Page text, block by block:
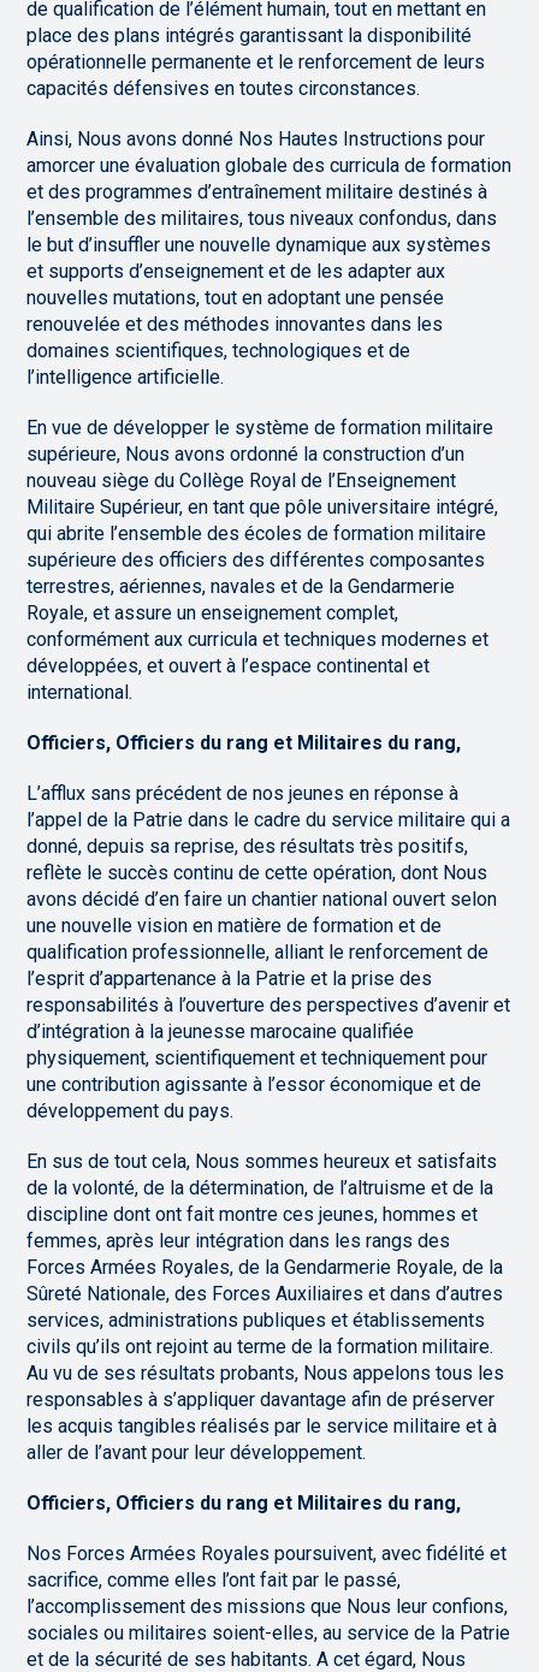
de qualification de l’élément humain, tout en mettant en
place des plans intégrés garantissant la disponibilité
opérationnelle permanente et le renforcement de leurs
capacités défensives en toutes circonstances.
Ainsi, Nous avons donné Nos Hautes Instructions pour
amorcer une évaluation globale des curricula de formation
et des programmes d’entraînement militaire destinés à
l’ensemble des militaires, tous niveaux confondus, dans
le but d’insuffler une nouvelle dynamique aux systèmes
et supports d’enseignement et de les adapter aux
nouvelles mutations, tout en adoptant une pensée
renouvelée et des méthodes innovantes dans les
domaines scientifiques, technologiques et de
l’intelligence artificielle.
En vue de développer le système de formation militaire
supérieure, Nous avons ordonné la construction d’un
nouveau siège du Collège Royal de l’Enseignement
Militaire Supérieur, en tant que pôle universitaire intégré,
qui abrite l’ensemble des écoles de formation militaire
supérieure des officiers des différentes composantes
terrestres, aériennes, navales et de la Gendarmerie
Royale, et assure un enseignement complet,
conformément aux curricula et techniques modernes et
développées, et ouvert à l’espace continental et
international.
Officiers, Officiers du rang et Militaires du rang,
L’afflux sans précédent de nos jeunes en réponse à
l’appel de la Patrie dans le cadre du service militaire qui a
donné, depuis sa reprise, des résultats très positifs,
reflète le succès continu de cette opération, dont Nous
avons décidé d’en faire un chantier national ouvert selon
une nouvelle vision en matière de formation et de
qualification professionnelle, alliant le renforcement de
l’esprit d’appartenance à la Patrie et la prise des
responsabilités à l’ouverture des perspectives d’avenir et
d’intégration à la jeunesse marocaine qualifiée
physiquement, scientifiquement et techniquement pour
une contribution agissante à l’essor économique et de
développement du pays.
En sus de tout cela, Nous sommes heureux et satisfaits
de la volonté, de la détermination, de l’altruisme et de la
discipline dont ont fait montre ces jeunes, hommes et
femmes, après leur intégration dans les rangs des
Forces Armées Royales, de la Gendarmerie Royale, de la
Sûreté Nationale, des Forces Auxiliaires et dans d’autres
services, administrations publiques et établissements
civils qu’ils ont rejoint au terme de la formation militaire.
Au vu de ses résultats probants, Nous appelons tous les
responsables à s’appliquer davantage afin de préserver
les acquis tangibles réalisés par le service militaire et à
aller de l’avant pour leur développement.
Officiers, Officiers du rang et Militaires du rang,
Nos Forces Armées Royales poursuivent, avec fidélité et
sacrifice, comme elles l’ont fait par le passé,
l’accomplissement des missions que Nous leur confions,
sociales ou militaires soient-elles, au service de la Patrie
et de la sécurité de ses habitants. A cet égard, Nous